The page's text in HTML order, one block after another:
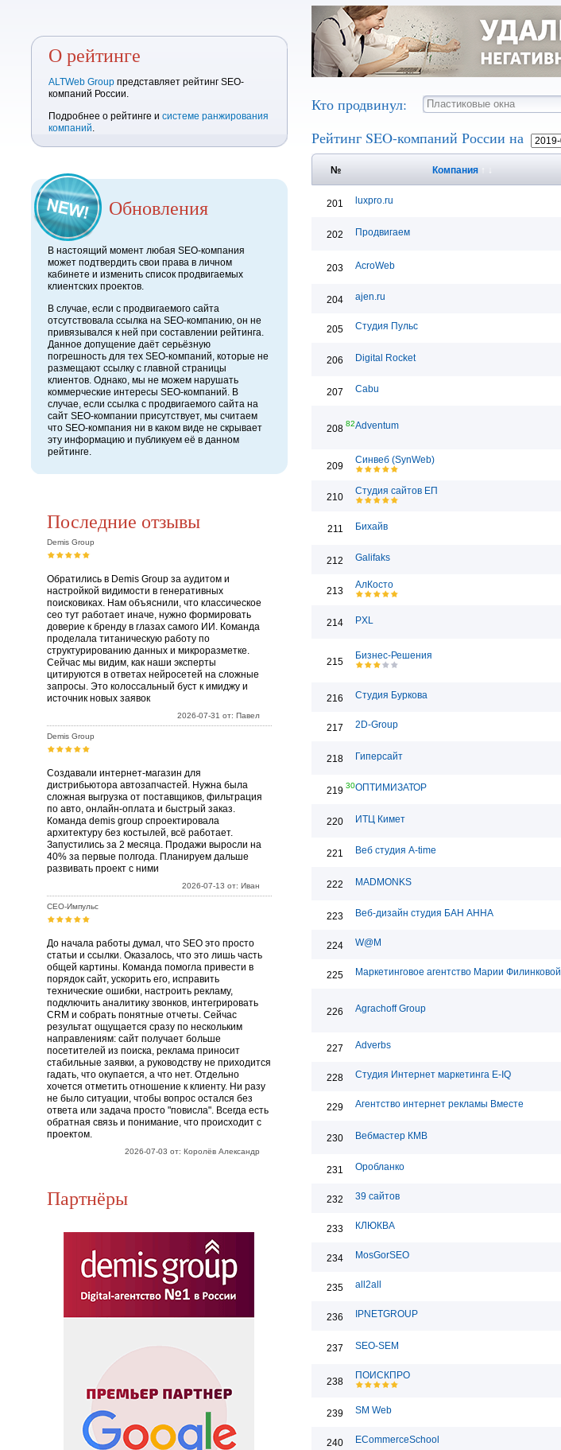
О рейтинге
ALTWeb Group представляет рейтинг SEO-
компаний России.
Подробнее о рейтинге и системе ранжирования
компаний.
Обновления
В настоящий момент любая SEO-компания
может подтвердить свои права в личном
кабинете и изменить список продвигаемых
клиентских проектов.
В случае, если с продвигаемого сайта
отсутствовала ссылка на SEO-компанию, он не
привязывался к ней при составлении рейтинга.
Данное допущение даёт серьёзную
погрешность для тех SEO-компаний, которые не
размещают ссылку с главной страницы
клиентов. Однако, мы не можем нарушать
коммерческие интересы SEO-компаний. В
случае, если ссылка с продвигаемого сайта на
сайт SEO-компании присутствует, мы считаем
что SEO-компания ни в каком виде не скрывает
эту информацию и публикуем её в данном
рейтинге.
Последние отзывы
Demis Group
Обратились в Demis Group за аудитом и
настройкой видимости в генеративных
поисковиках. Нам объяснили, что классическое
сео тут работает иначе, нужно формировать
доверие к бренду в глазах самого ИИ. Команда
проделала титаническую работу по
структурированию данных и микроразметке.
Сейчас мы видим, как наши эксперты
цитируются в ответах нейросетей на сложные
запросы. Это колоссальный буст к имиджу и
источник новых заявок
2026-07-31 от: Павел
Demis Group
Создавали интернет-магазин для
дистрибьютора автозапчастей. Нужна была
сложная выгрузка от поставщиков, фильтрация
по авто, онлайн-оплата и быстрый заказ.
Команда demis group спроектировала
архитектуру без костылей, всё работает.
Запустились за 2 месяца. Продажи выросли на
40% за первые полгода. Планируем дальше
развивать проект с ними
2026-07-13 от: Иван
СЕО-Импульс
До начала работы думал, что SEO это просто
статьи и ссылки. Оказалось, что это лишь часть
общей картины. Команда помогла привести в
порядок сайт, ускорить его, исправить
технические ошибки, настроить рекламу,
подключить аналитику звонков, интегрировать
CRM и собрать понятные отчеты. Сейчас
результат ощущается сразу по нескольким
направлениям: сайт получает больше
посетителей из поиска, реклама приносит
стабильные заявки, а руководству не приходится
гадать, что окупается, а что нет. Отдельно
хочется отметить отношение к клиенту. Ни разу
не было ситуации, чтобы вопрос остался без
ответа или задача просто "повисла". Всегда есть
обратная связь и понимание, что происходит с
проектом.
2026-07-03 от: Королёв Александр
Партнёры
Кто продвинул:
Рейтинг SEO-компаний России на
№ Компания
201 luxpro.ru
202 Продвигаем
203 AcroWeb
204 ajen.ru
205 Студия Пульс
206 Digital Rocket
207 Cabu
208 82Adventum
209
Синвеб (SynWeb)
210
Студия сайтов ЕП
211 Бихайв
212 Galifaks
213
АлКосто
214 PXL
215
Бизнес-Решения
216 Студия Буркова
217 2D-Group
218 Гиперсайт
219 30ОПТИМИЗАТОР
220 ИТЦ Кимет
221 Веб студия A-time
222 MADMONKS
223 Веб-дизайн студия БАН АННА
224 W@M
225 Маркетинговое агентство Марии Филинковой
226 Agrachoff Group
227 Adverbs
228 Студия Интернет маркетинга E-IQ
229 Агентство интернет рекламы Вместе
230 Вебмастер КМВ
231 Оробланко
232 39 сайтов
233 КЛЮКВА
234 MosGorSEO
235 all2all
236 IPNETGROUP
237 SEO-SEM
238
ПОИСКПРО
239 SM Web
240 ECommerceSchool